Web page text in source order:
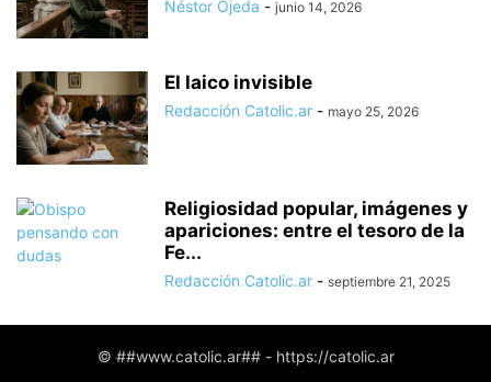
Néstor Ojeda - junio 14, 2026
El laico invisible
Redacción Catolic.ar - mayo 25, 2026
Religiosidad popular, imágenes y
apariciones: entre el tesoro de la
Fe...
Redacción Catolic.ar - septiembre 21, 2025
© ##www.catolic.ar## - https://catolic.ar